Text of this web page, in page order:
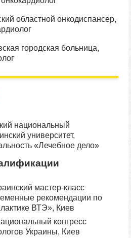
областной онкодиспансер,
городская больница,
национальный
университет,
«Лечебное дело»
мастер-класс
рекомендации по
ВТЭ», Киев
конгресс
Украины, Киев